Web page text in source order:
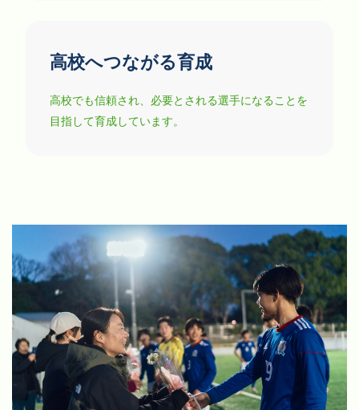
高校へつながる育成
高校でも信頼され、必要とされる選手になることを
目指して育成しています。